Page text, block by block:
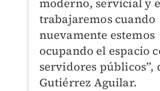
moderno, servicial y
trabajaremos cuando
nuevamente estemos
ocupando el espacio
servidores públicos”,
Gutiérrez Aguilar.